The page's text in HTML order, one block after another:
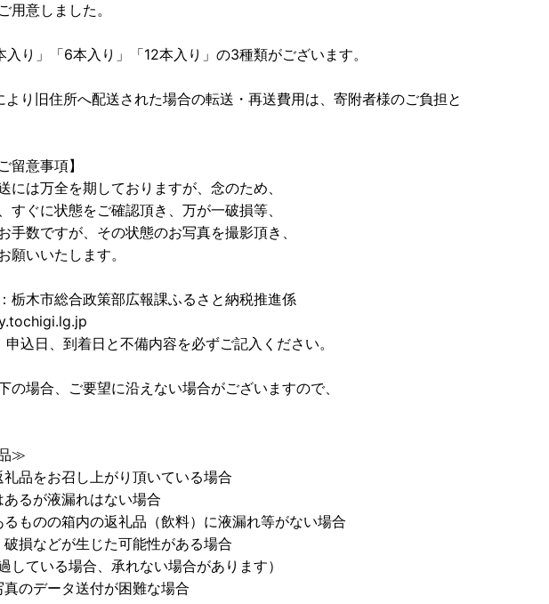
用意しました。
り」「6本入り」「12本入り」の3種類がございます。
り旧住所へ配送された場合の転送・再送費用は、寄附者様のご負担と
留意事項】
には万全を期しておりますが、念のため、
すぐに状態をご確認頂き、万が一破損等、
手数ですが、その状態のお写真を撮影頂き、
願いいたします。
栃木市総合政策部広報課ふるさと納税推進係
込日、到着日と不備内容を必ずご記入ください。
の場合、ご要望に沿えない場合がございますので、
≫
品をお召し上がり頂いている場合
るが液漏れはない場合
ものの箱内の返礼品（飲料）に液漏れ等がない場合
損などが生じた可能性がある場合
している場合、承れない場合があります）
のデータ送付が困難な場合